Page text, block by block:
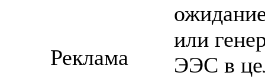
или
ЭЭС в
Реклама